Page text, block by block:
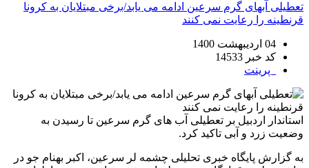
تعطیلی آبهای گرم سرعین ادامه می یابد/برخی مبتلایان به کرونا
قرنطینه را رعایت نمی کنند
04 اردیبهشت 1400
کد خبر 14533
پرینت
استاندار اردبیل بر تعطیلی آب های گرم سرعین تا رسیدن به
وضعیت زرد و آبی تاکید کرد.
به گزارش پایگاه خبری تحلیلی چشمه لر سرعین، اکبر بهنام جو در